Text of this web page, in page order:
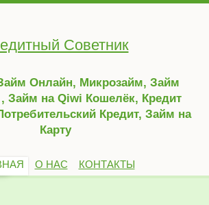
Советник
Онлайн, Микрозайм, Займ
Займ на Qiwi Кошелёк, Кредит
Кредит, Займ на
Карту
О НАС КОНТАКТЫ